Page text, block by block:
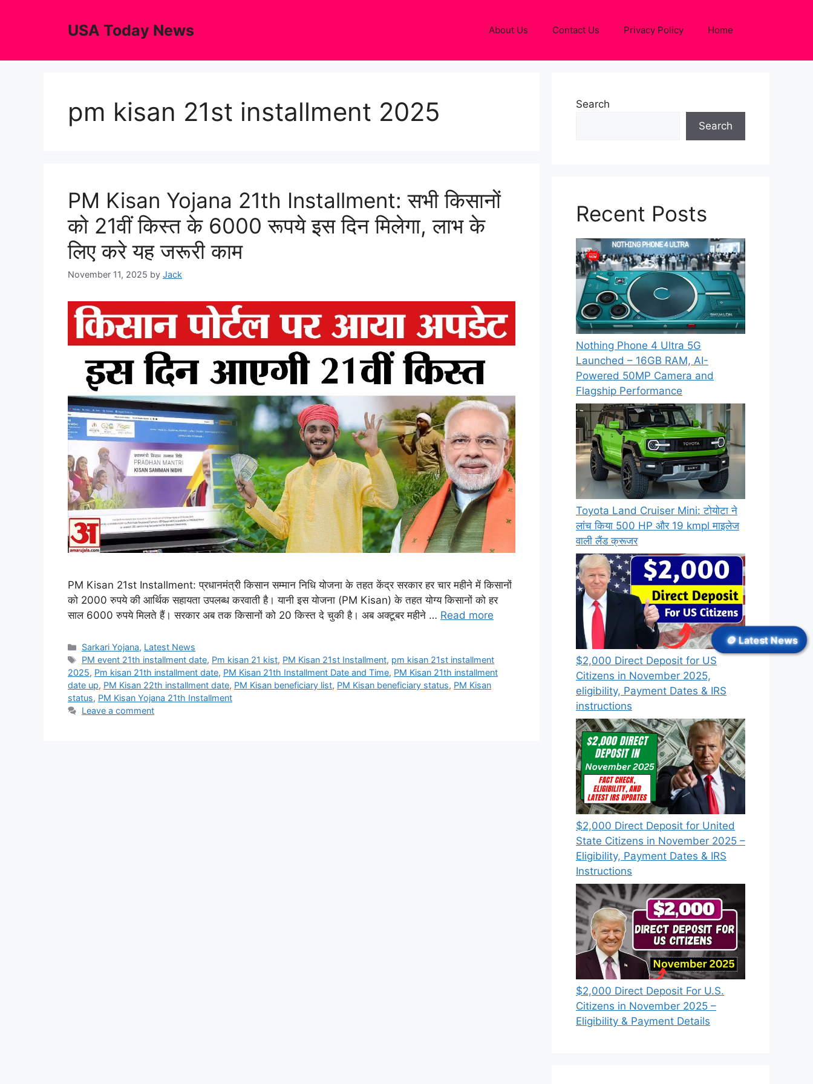
USA Today News About Us Contact Us Privacy Policy Home
pm kisan 21st installment 2025
PM Kisan Yojana 21th Installment: सभी किसानों
को 21वीं किस्त के 6000 रूपये इस दिन मिलेगा, लाभ के
लिए करे यह जरूरी काम
November 11, 2025 by Jack
PM Kisan 21st Installment: प्रधानमंत्री किसान सम्मान निधि योजना के तहत केंद्र सरकार हर चार महीने में किसानों
को 2000 रुपये की आर्थिक सहायता उपलब्ध करवाती है। यानी इस योजना (PM Kisan) के तहत योग्य किसानों को हर
साल 6000 रुपये मिलते हैं। सरकार अब तक किसानों को 20 किस्त दे चुकी है। अब अक्टूबर महीने … Read more
Categories
Sarkari Yojana, Latest News
Tags
PM event 21th installment date, Pm kisan 21 kist, PM Kisan 21st Installment, pm kisan 21st installment
2025, Pm kisan 21th installment date, PM Kisan 21th Installment Date and Time, PM Kisan 21th installment
date up, PM Kisan 22th installment date, PM Kisan beneficiary list, PM Kisan beneficiary status, PM Kisan
status, PM Kisan Yojana 21th Installment
Leave a comment
Search
Search
Recent Posts
Nothing Phone 4 Ultra 5G
Launched – 16GB RAM, AI-
Powered 50MP Camera and
Flagship Performance
Toyota Land Cruiser Mini: टोयोटा ने
लांच किया 500 HP और 19 kmpl माइलेज
वाली लैंड क्रूजर
$2,000 Direct Deposit for US
Citizens in November 2025,
eligibility, Payment Dates & IRS
instructions
$2,000 Direct Deposit for United
State Citizens in November 2025 –
Eligibility, Payment Dates & IRS
Instructions
$2,000 Direct Deposit For U.S.
Citizens in November 2025 –
Eligibility & Payment Details
🪙 Latest News